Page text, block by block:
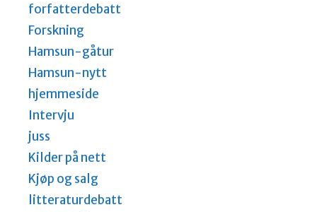
forfatterdebatt
Forskning
Hamsun-gåtur
Hamsun-nytt
hjemmeside
Intervju
juss
Kilder på nett
Kjøp og salg
litteraturdebatt